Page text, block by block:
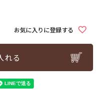
お気に入りに登録する
れる